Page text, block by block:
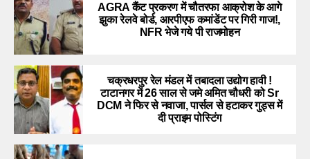
AGRA कैंट प्रकरण में चौतरफा आक्रोश के आगे
झुका रेलवे बोर्ड, आरपीएफ कमांडेंट पर गिरी गाज!,
NFR भेजे गये पी राजमोहन
चक्रधरपुर रेल मंडल में तबादला उद्योग हावी !
टाटानगर में 26 साल से जमे अमित चौधरी को Sr
DCM ने फिर से नवाजा, पार्सल से हटाकर गुड्स में
दी प्राइम पोस्टिंग